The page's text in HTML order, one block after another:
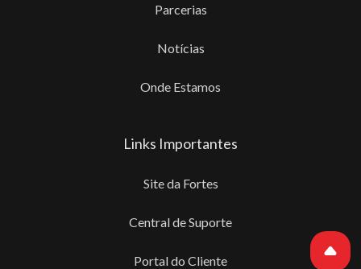
Parcerias
Notícias
Onde Estamos
Links Importantes
Site da Fortes
Central de Suporte
Portal do Cliente